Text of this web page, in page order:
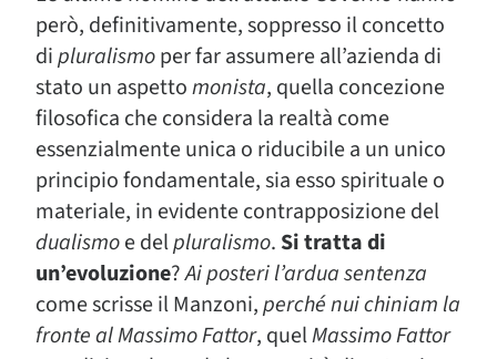
però, definitivamente, soppresso il concetto
dipluralismoper far assumere all’azienda di
stato un aspettomonista, quella concezione
filosofica che considera la realtà come
essenzialmente unica o riducibile a un unico
principio fondamentale, sia esso spirituale o
materiale, in evidente contrapposizione del
dualismoe delpluralismo. Si tratta di
un’evoluzione?Ai posteri l’ardua sentenza
come scrisse il Manzoni,perché nui chiniam la
fronte al Massimo Fattor, quelMassimo Fattor